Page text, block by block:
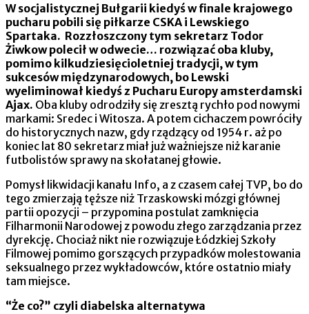
W socjalistycznej Bułgarii kiedyś w finale krajowego
pucharu pobili się piłkarze CSKA i Lewskiego
Spartaka. Rozzłoszczony tym sekretarz Todor
Żiwkow polecił w odwecie… rozwiązać oba kluby,
pomimo kilkudziesięcioletniej tradycji, w tym
sukcesów międzynarodowych, bo Lewski
wyeliminował kiedyś z Pucharu Europy amsterdamski
Ajax. Oba kluby odrodziły się zresztą rychło pod nowymi
markami: Sredec i Witosza. A potem cichaczem powróciły
do historycznych nazw, gdy rządzący od 1954 r. aż po
koniec lat 80 sekretarz miał już ważniejsze niż karanie
futbolistów sprawy na skołatanej głowie.
Pomysł likwidacji kanału Info, a z czasem całej TVP, bo do
tego zmierzają tęższe niż Trzaskowski mózgi głównej
partii opozycji – przypomina postulat zamknięcia
Filharmonii Narodowej z powodu złego zarządzania przez
dyrekcję. Chociaż nikt nie rozwiązuje Łódzkiej Szkoły
Filmowej pomimo gorszących przypadków molestowania
seksualnego przez wykładowców, które ostatnio miały
tam miejsce.
“Że co?” czyli diabelska alternatywa